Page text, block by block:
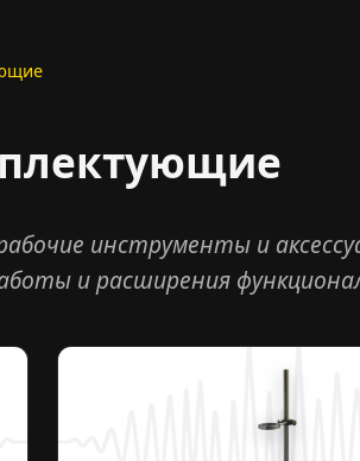
инструменты и
и расширения